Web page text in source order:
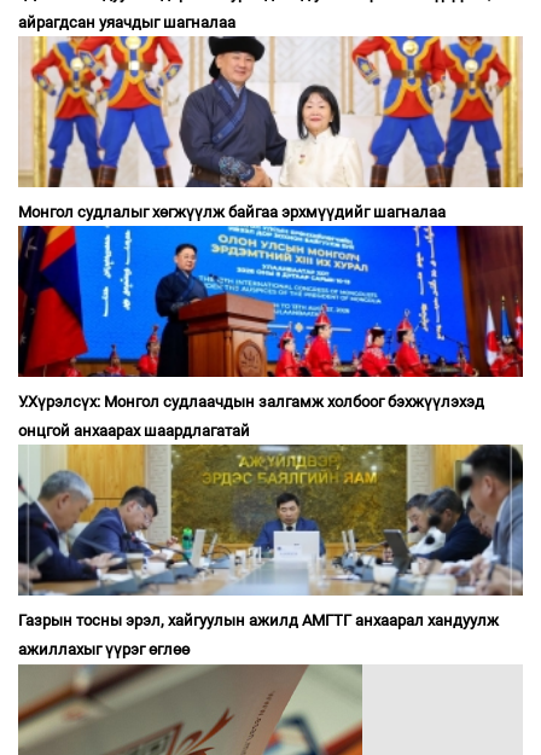
айрагдсан уяачдыг шагналаа
Монгол судлалыг хөгжүүлж байгаа эрхмүүдийг шагналаа
У.Хүрэлсүх: Монгол судлаачдын залгамж холбоог бэхжүүлэхэд
онцгой анхаарах шаардлагатай
Газрын тосны эрэл, хайгуулын ажилд АМГТГ анхаарал хандуулж
ажиллахыг үүрэг өглөө